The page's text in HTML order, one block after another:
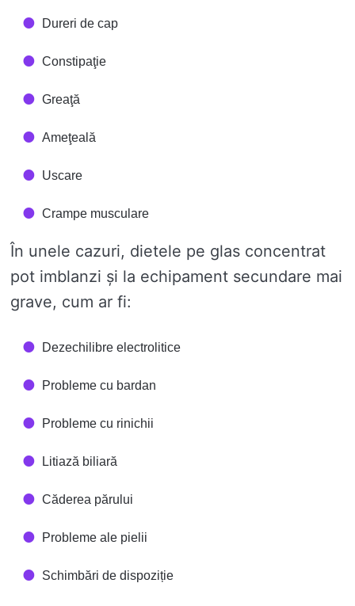
Dureri de cap
Constipaţie
Greaţă
Ameţeală
Uscare
Crampe musculare
În unele cazuri, dietele pe glas concentrat
pot imblanzi și la echipament secundare mai
grave, cum ar fi:
Dezechilibre electrolitice
Probleme cu bardan
Probleme cu rinichii
Litiază biliară
Căderea părului
Probleme ale pielii
Schimbări de dispoziție